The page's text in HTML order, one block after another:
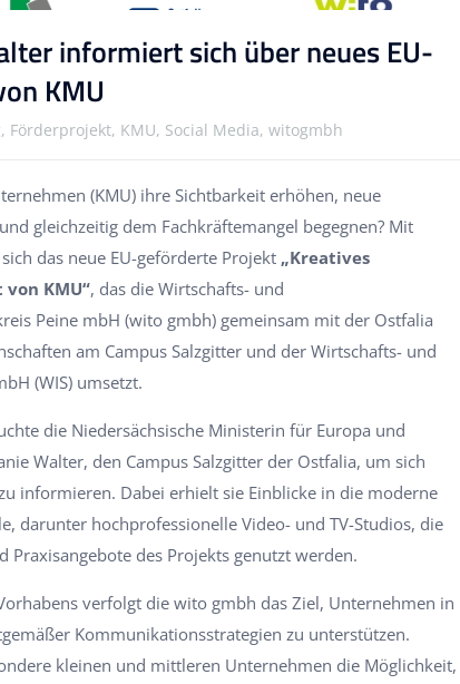
informiert sich über neues EU-
KMU
Förderprojekt, KMU, Social Media, witogmbh
(KMU) ihre Sichtbarkeit erhöhen, neue
gleichzeitig dem Fachkräftemangel begegnen? Mit
das neue EU-geförderte Projekt „Kreatives
KMU“, das die Wirtschafts- und
Peine mbH (wito gmbh) gemeinsam mit der Ostfalia
am Campus Salzgitter und der Wirtschafts- und
(WIS) umsetzt.
die Niedersächsische Ministerin für Europa und
Walter, den Campus Salzgitter der Ostfalia, um sich
informieren. Dabei erhielt sie Einblicke in die moderne
darunter hochprofessionelle Video- und TV-Studios, die
des Projekts genutzt werden.
verfolgt die wito gmbh das Ziel, Unternehmen in
Kommunikationsstrategien zu unterstützen.
kleinen und mittleren Unternehmen die Möglichkeit,